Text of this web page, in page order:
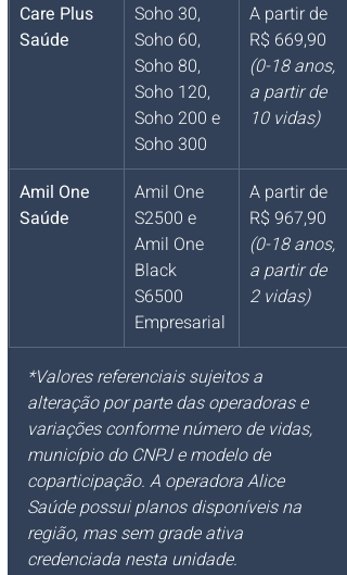
Care Plus
Saúde
Soho 30,
Soho 60,
Soho 80,
Soho 120,
Soho 200 e
Soho 300
A partir de
R$ 669,90
(0-18 anos,
a partir de
10 vidas)
Amil One
Saúde
Amil One
S2500 e
Amil One
Black
S6500
Empresarial
A partir de
R$ 967,90
(0-18 anos,
a partir de
2 vidas)
*Valores referenciais sujeitos a
alteração por parte das operadoras e
variações conforme número de vidas,
município do CNPJ e modelo de
coparticipação. A operadora Alice
Saúde possui planos disponíveis na
região, mas sem grade ativa
credenciada nesta unidade.